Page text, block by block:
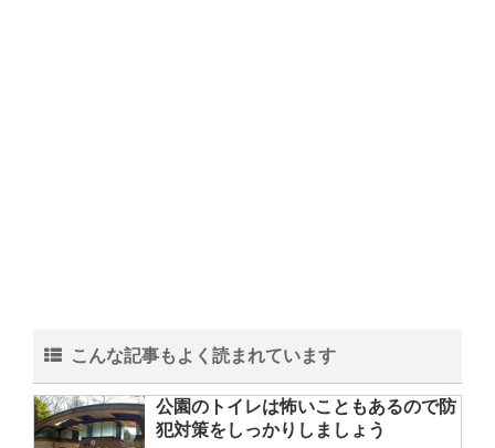
こんな記事もよく読まれています
公園のトイレは怖いこともあるので防
犯対策をしっかりしましょう